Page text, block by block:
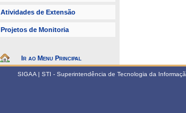
Atividades de Extensão
Projetos de Monitoria
Ir ao Menu Principal
SIGAA | STI - Superintendência de Tecnologia da